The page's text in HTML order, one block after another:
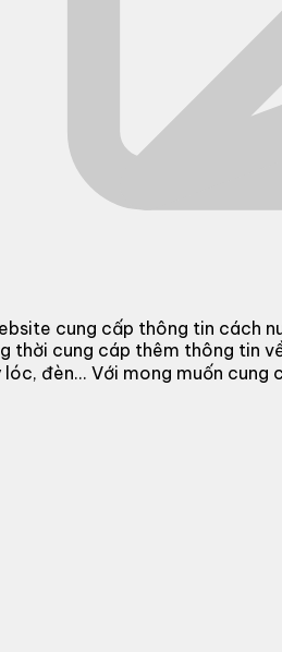
cung cấp thông tin cách
thời cung cáp thêm thông tin
đèn... Với mong muốn